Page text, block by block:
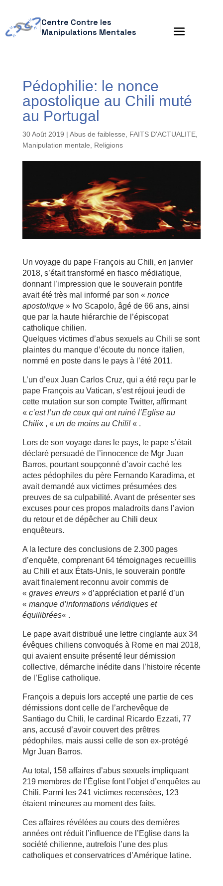
Centre Contre les
Manipulations Mentales
Pédophilie: le nonce
apostolique au Chili muté
au Portugal
30 Août 2019 | Abus de faiblesse FAITS D'ACTUALITE,
Manipulation mentale
Religions
Un voyage du pape François au Chili, en janvier
2018, s’était transformé en fiasco médiatique,
donnant l’impression que le souverain pontife
avait été très mal informé par son « nonce
apostolique» Ivo Scapolo, âgé de 66 ans, ainsi
que par la haute hiérarchie de l’épiscopat
catholique chilien.
Quelques victimes d’abus sexuels au Chili se sont
plaintes du manque d’écoute du nonce italien,
nommé en poste dans le pays à l’été 2011.
L’un d’eux Juan Carlos Cruz, qui a été reçu par le
pape François au Vatican, s’est réjoui jeudi de
cette mutation sur son compte Twitter, affirmant
« c’est l’un de ceux qui ont ruiné l’Eglise au
Chili« , « un de moins au Chili!« .
Lors de son voyage dans le pays, le pape s’était
déclaré persuadé de l’innocence de Mgr Juan
Barros, pourtant soupçonné d’avoir caché les
actes pédophiles du père Fernando Karadima, et
avait demandé aux victimes présumées des
preuves de sa culpabilité. Avant de présenter ses
excuses pour ces propos maladroits dans l’avion
du retour et de dépêcher au Chili deux
enquêteurs.
A la lecture des conclusions de 2.300 pages
d’enquête, comprenant 64 témoignages recueillis
au Chili et aux États-Unis, le souverain pontife
avait finalement reconnu avoir commis de
« graves erreurs» d’appréciation et parlé d’un
« manque d’informations véridiques et
équilibrées« .
Le pape avait distribué une lettre cinglante aux 34
évêques chiliens convoqués à Rome en mai 2018,
qui avaient ensuite présenté leur démission
collective, démarche inédite dans l’histoire récente
de l’Eglise catholique.
François a depuis lors accepté une partie de ces
démissions dont celle de l’archevêque de
Santiago du Chili, le cardinal Ricardo Ezzati, 77
ans, accusé d’avoir couvert des prêtres
pédophiles, mais aussi celle de son ex-protégé
Mgr Juan Barros.
Au total, 158 affaires d’abus sexuels impliquant
219 membres de l’Église font l’objet d’enquêtes au
Chili. Parmi les 241 victimes recensées, 123
étaient mineures au moment des faits.
Ces affaires révélées au cours des dernières
années ont réduit l’influence de l’Eglise dans la
société chilienne, autrefois l’une des plus
catholiques et conservatrices d’Amérique latine.